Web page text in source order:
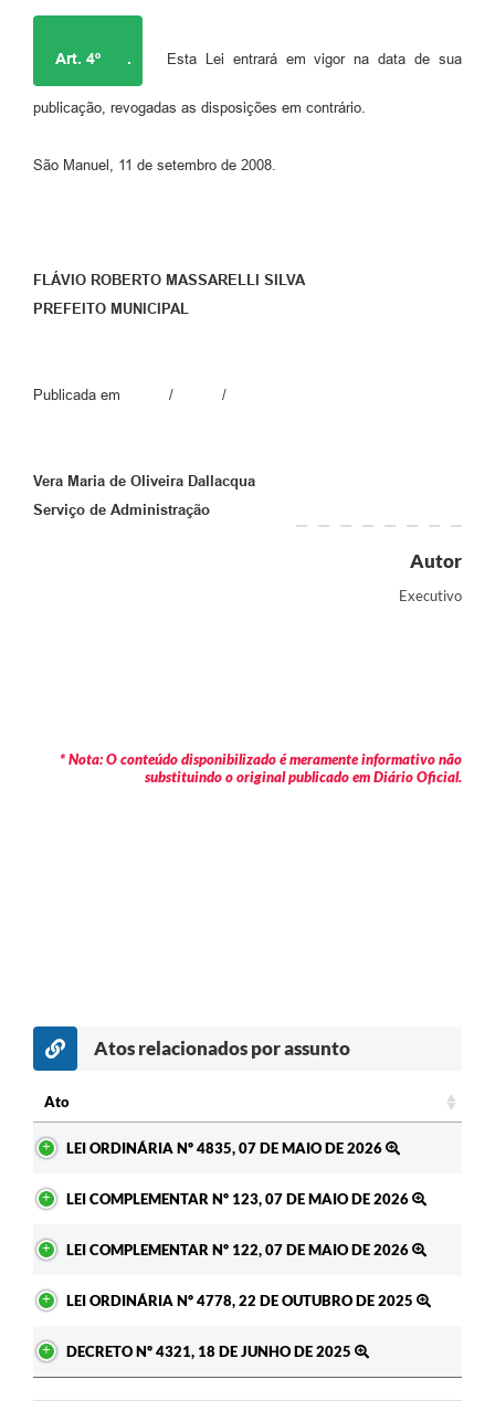
Art. 4º . Esta Lei entrará em vigor na data de sua
publicação, revogadas as disposições em contrário.
São Manuel, 11 de setembro de 2008.
FLÁVIO ROBERTO MASSARELLI SILVA
PREFEITO MUNICIPAL
Publicada em / /
Vera Maria de Oliveira Dallacqua
Serviço de Administração
Autor
Executivo
* Nota: O conteúdo disponibilizado é meramente informativo não
substituindo o original publicado em Diário Oficial.
Atos relacionados por assunto
Ato
LEI ORDINÁRIA Nº 4835, 07 DE MAIO DE 2026
LEI COMPLEMENTAR Nº 123, 07 DE MAIO DE 2026
LEI COMPLEMENTAR Nº 122, 07 DE MAIO DE 2026
LEI ORDINÁRIA Nº 4778, 22 DE OUTUBRO DE 2025
DECRETO Nº 4321, 18 DE JUNHO DE 2025